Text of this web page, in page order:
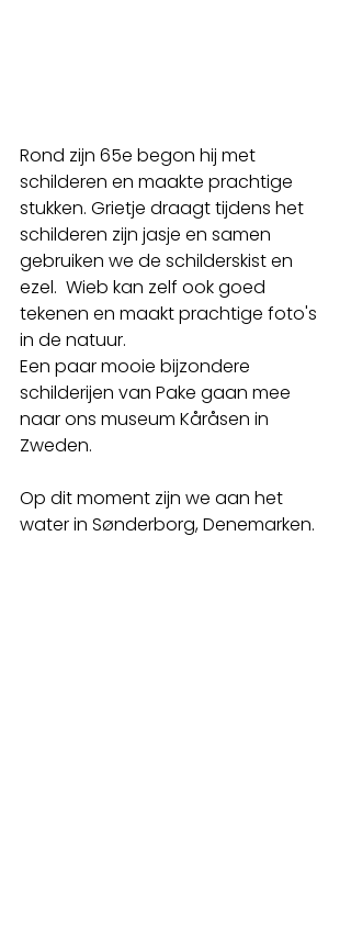
Rond zijn 65e begon hij met
schilderen en maakte prachtige
stukken. Grietje draagt tijdens het
schilderen zijn jasje en samen
gebruiken we de schilderskist en
ezel.  Wieb kan zelf ook goed
tekenen en maakt prachtige foto's
in de natuur.
Een paar mooie bijzondere
schilderijen van Pake gaan mee
naar ons museum Kåråsen in
Zweden.
Op dit moment zijn we aan het
water in Sønderborg, Denemarken.